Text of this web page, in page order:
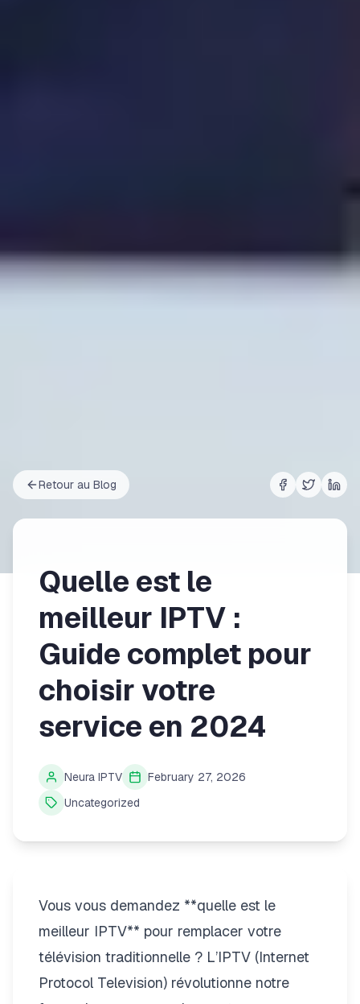
Retour au Blog
Share on
Share on
Quelle est le
meilleur IPTV :
Guide complet pour
choisir votre
service en 2024
Neura IPTV
February 27, 2026
Uncategorized
Vous vous demandez **quelle est le
meilleur IPTV** pour remplacer votre
télévision traditionnelle ? L’IPTV (Internet
Protocol Television) révolutionne notre